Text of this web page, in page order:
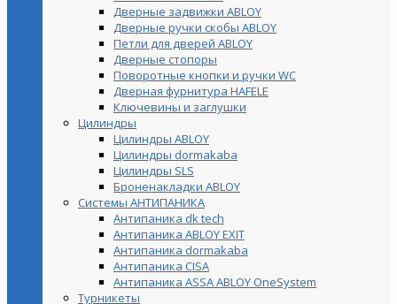
Дверные задвижки ABLOY
Дверные ручки скобы ABLOY
Петли для дверей ABLOY
Дверные стопоры
Поворотные кнопки и ручки WC
Дверная фурнитура HAFELE
Ключевины и заглушки
Цилиндры
Цилиндры ABLOY
Цилиндры dormakaba
Цилиндры SLS
Броненакладки ABLOY
Системы АНТИПАНИКА
Антипаника dk tech
Антипаника ABLOY EXIT
Антипаника dormakaba
Антипаника СISA
Антипаника ASSA ABLOY OneSystem
Турникеты